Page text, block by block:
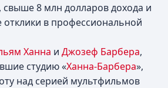
свыше 8 млн долларов дохода и
в профессиональной
Ханна и Джозеф Барбера,
студию «Ханна-Барбера»,
над серией мультфильмов